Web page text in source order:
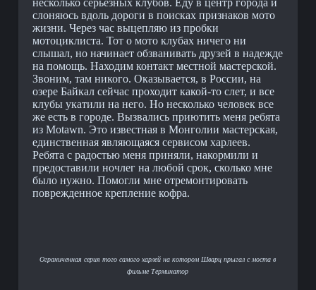
несколько серьезных клубов. Еду в центр города и
слоняюсь вдоль дороги в поисках признаков мото
жизни. Через час выцепляю из пробки
мотоциклиста. Тот о мото клубах ничего ни
слышал, но начинает обзванивать друзей в надежде
на помощь. Находим контакт местной мастерской.
Звоним, там никого. Оказывается, в России, на
озере Байкал сейчас проходит какой-то слет, и все
клубы укатили на него. Но несколько человек все
же есть в городе. Вызвались приютить меня ребята
из Motawn. Это известная в Монголии мастерская,
единственная являющаяся сервисом харлеев.
Ребята с радостью меня приняли, накормили и
предоставили ночлег на любой срок, сколько мне
было нужно. Помогли мне отремонтировать
поврежденное крепление кофра.
Ограниченная серия того самого харлей на котором Шварц прыгал с моста в
фильме Терминатор